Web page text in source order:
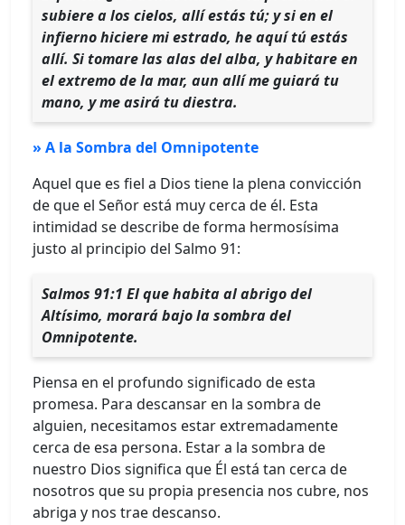
subiere a los cielos, allí estás tú; y si en el
infierno hiciere mi estrado, he aquí tú estás
allí. Si tomare las alas del alba, y habitare en
el extremo de la mar, aun allí me guiará tu
mano, y me asirá tu diestra.
» A la Sombra del Omnipotente
Aquel que es fiel a Dios tiene la plena convicción
de que el Señor está muy cerca de él. Esta
intimidad se describe de forma hermosísima
justo al principio del Salmo 91:
Salmos 91:1 El que habita al abrigo del
Altísimo, morará bajo la sombra del
Omnipotente.
Piensa en el profundo significado de esta
promesa. Para descansar en la sombra de
alguien, necesitamos estar extremadamente
cerca de esa persona. Estar a la sombra de
nuestro Dios significa que Él está tan cerca de
nosotros que su propia presencia nos cubre, nos
abriga y nos trae descanso.